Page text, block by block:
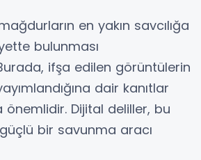
en yakın savcılığa
bulunması
ifşa edilen görüntülerin
dair kanıtlar
Dijital deliller, bu
bir savunma aracı